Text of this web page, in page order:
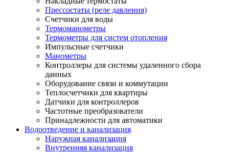
Прессостаты (реле давления)
Счетчики для воды
Термоманометры
Термометры для систем отопления
Импульсные счетчики
Манометры
Контроллеры для системы удаленного сбора
данных
Оборудование связи и коммутации
Теплосчетчики для квартиры
Датчики для контроллеров
Частотные преобразователи
Принадлежности для автоматики
Водоотведение и канализация
Наружная канализация
Внутренняя канализация